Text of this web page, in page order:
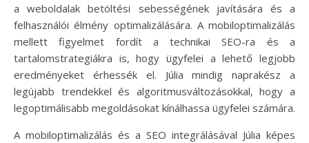
a weboldalak betöltési sebességének javítására és a
felhasználói élmény optimalizálására. A mobiloptimalizálás
mellett figyelmet fordít a technikai SEO-ra és a
tartalomstrategiákra is, hogy ügyfelei a lehető legjobb
eredményeket érhessék el. Júlia mindig naprakész a
legújabb trendekkel és algoritmusváltozásokkal, hogy a
legoptimálisabb megoldásokat kínálhassa ügyfelei számára.
A mobiloptimalizálás és a SEO integrálásával Júlia képes